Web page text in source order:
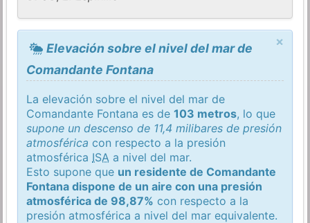
×
Elevación sobre el nivel del mar de
Comandante Fontana
La elevación sobre el nivel del mar de
Comandante Fontana es de103 metros, lo que
supone un descenso de 11,4 milibares de presión
atmosférica con respecto a la presión
atmosférica ISA a nivel del mar.
Esto supone que un residente de Comandante
Fontana dispone de un aire con una presión
atmosférica de 98,87% con respecto a la
presión atmosférica a nivel del mar equivalente.